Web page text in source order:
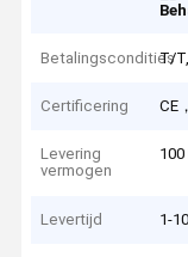
Betalingscondities
T/
Certificering CE
Levering
vermogen
Levertijd 1-